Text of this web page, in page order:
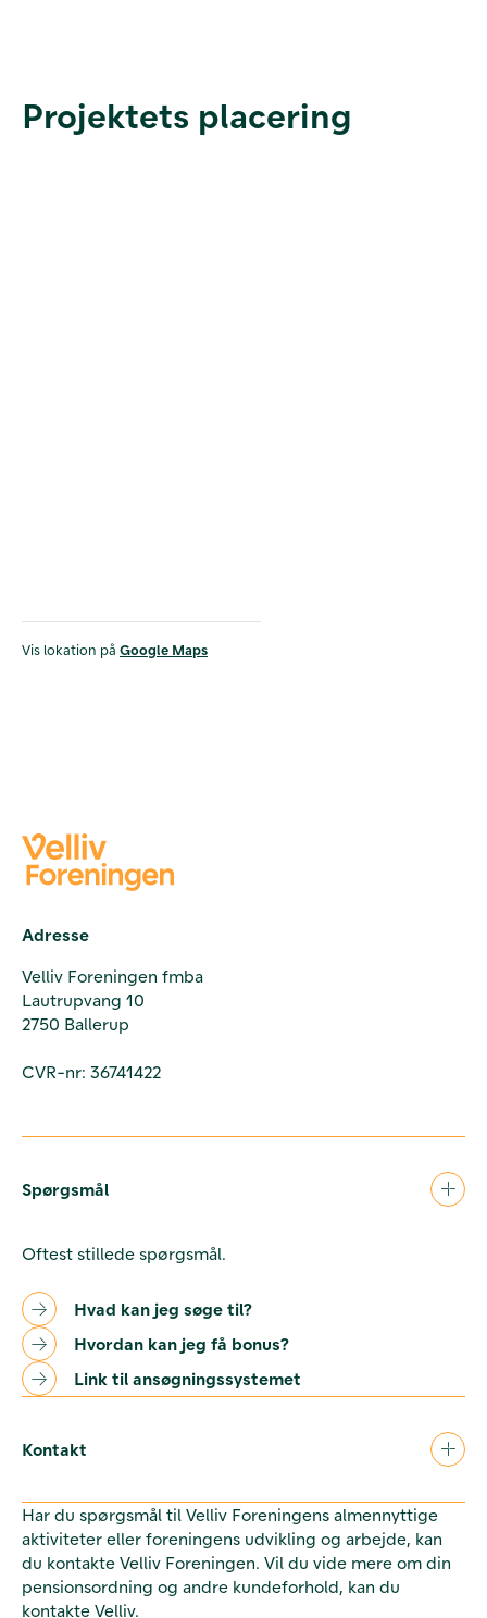
Projektets placering
Vis lokation på Google Maps
Adresse
Velliv Foreningen fmba
Lautrupvang 10
2750 Ballerup
CVR-nr: 36741422
Spørgsmål
Oftest stillede spørgsmål.
Hvad kan jeg søge til?
Hvordan kan jeg få bonus?
Link til ansøgningssystemet
Kontakt
Har du spørgsmål til Velliv Foreningens almennyttige
aktiviteter eller foreningens udvikling og arbejde, kan
du kontakte Velliv Foreningen. Vil du vide mere om din
pensionsordning og andre kundeforhold, kan du
kontakte Velliv.